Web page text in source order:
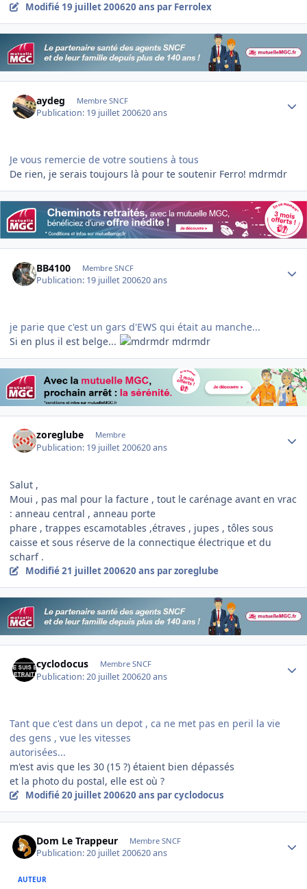
Modifié 19 juillet 200620 ans par Ferrolex
aydeg Membre SNCF
Publication: 19 juillet 200620 ans
Je vous remercie de votre soutiens à tous
De rien, je serais toujours là pour te soutenir Ferro! mdrmdr
BB4100 Membre SNCF
Publication: 19 juillet 200620 ans
je parie que c'est un gars d'EWS qui était au manche...
Si en plus il est belge...
mdrmdr
zoreglube Membre
Publication: 19 juillet 200620 ans
Salut ,
Moui , pas mal pour la facture , tout le carénage avant en vrac
: anneau central , anneau porte
phare , trappes escamotables ,étraves , jupes , tôles sous
caisse et sous réserve de la connectique électrique et du
scharf .
Modifié21 juillet 200620 ans par zoreglube
cyclodocus Membre SNCF
Publication:20 juillet 200620 ans
Tant que c'est dans un depot , ca ne met pas en peril la vie
des gens , vue les vitesses
autorisées...
m'est avis que les 30 (15 ?) étaient bien dépassés
et la photo du postal, elle est où ?
Modifié20 juillet 200620 ans par cyclodocus
Dom Le Trappeur Membre SNCF
Publication:20 juillet 200620 ans
AUTEUR